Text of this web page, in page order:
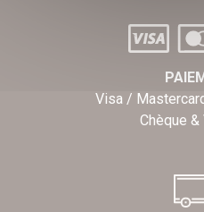
Visa /
Chèque